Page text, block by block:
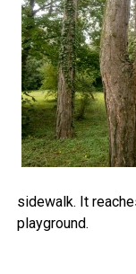
sidewalk. It
playground.